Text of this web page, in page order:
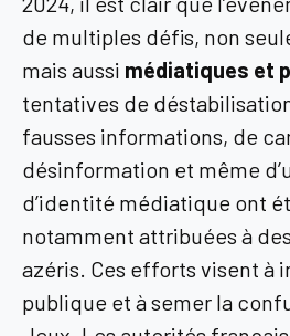
de multiples défis, non
mais aussi médiatiques et
tentatives de
fausses informations, de
désinformation et même
d’identité médiatique ont
notamment attribuées à
azéris. Ces efforts visent à
publique et à semer la